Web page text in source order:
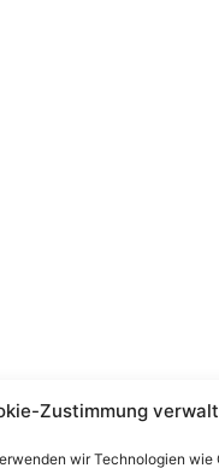
Zustimmung
wir Technologien